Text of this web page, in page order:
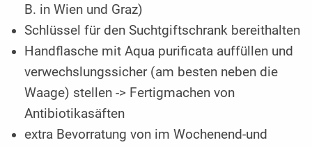
B. in Wien und Graz)
Schlüssel für den Suchtgiftschrank bereithalten
Handflasche mit Aqua purificata auffüllen und
verwechslungssicher (am besten neben die
Waage) stellen -> Fertigmachen von
Antibiotikasäften
extra Bevorratung von im Wochenend-und